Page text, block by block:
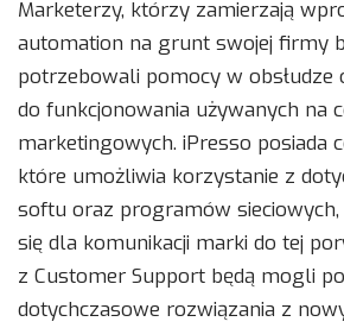
Marketerzy, którzy zamierzają
automation na grunt swojej firmy
potrzebowali pomocy w obsłudze
do funkcjonowania używanych na
marketingowych. iPresso posiada
które umożliwia korzystanie z
softu oraz programów sieciowych,
się dla komunikacji marki do tej
z Customer Support będą mogli
dotychczasowe rozwiązania z